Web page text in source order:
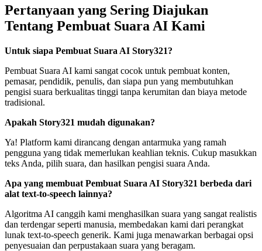
Pertanyaan yang Sering Diajukan
Tentang Pembuat Suara AI Kami
Untuk siapa Pembuat Suara AI Story321?
Pembuat Suara AI kami sangat cocok untuk pembuat konten,
pemasar, pendidik, penulis, dan siapa pun yang membutuhkan
pengisi suara berkualitas tinggi tanpa kerumitan dan biaya metode
tradisional.
Apakah Story321 mudah digunakan?
Ya! Platform kami dirancang dengan antarmuka yang ramah
pengguna yang tidak memerlukan keahlian teknis. Cukup masukkan
teks Anda, pilih suara, dan hasilkan pengisi suara Anda.
Apa yang membuat Pembuat Suara AI Story321 berbeda dari
alat text-to-speech lainnya?
Algoritma AI canggih kami menghasilkan suara yang sangat realistis
dan terdengar seperti manusia, membedakan kami dari perangkat
lunak text-to-speech generik. Kami juga menawarkan berbagai opsi
penyesuaian dan perpustakaan suara yang beragam.